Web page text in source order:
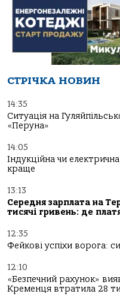
СТРІЧКА НОВИН
14:35
Ситуація на
«Перуна»
14:05
Індукційна чи
краще
13:13
Середня зарплата на
тисячі гривень: де
12:35
Фейкові успіхи ворога:
12:10
«Безпечний рахунок»
Кременця втратила 28